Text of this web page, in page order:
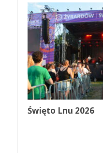
Święto Lnu 2026